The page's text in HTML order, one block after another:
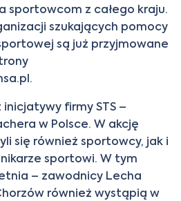
sportowcom z całego kraju.
szukających pomocy
są już przyjmowane
firmy STS –
w Polsce. W akcję
się również sportowcy, jak i
sportowi. W tym
– zawodnicy Lecha
również wystąpią w